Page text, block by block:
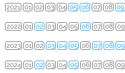
2021 01 02 03 04 05 06 07 08 09
2022 01 02 03 04 05 06 07 08 09
2023 01 02 03 04 05 06 07 08 09
2024 01 02 03 04 05 06 07 08 09